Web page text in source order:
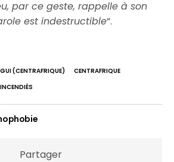
par ce geste, rappelle à son
est indestructible“.
(CENTRAFRIQUE)
CENTRAFRIQUE
Partager